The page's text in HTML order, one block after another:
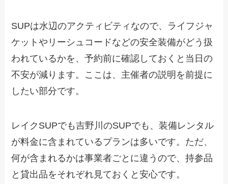
SUPは水辺のアクティビティなので、ライフジャ
ケットやリーシュコードなどの安全装備がどう扱
われているかを、予約前に確認しておくと当日の
不安が減ります。ここは、主催者の説明を前提に
したい部分です。
レイクSUPでも吉野川のSUPでも、装備レンタル
が料金に含まれているプランは多いです。ただ、
何が含まれるかは事業者ごとに違うので、持参品
と貸出品をそれぞれ見ておくと安心です。